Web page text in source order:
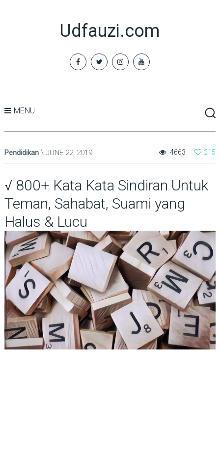
Udfauzi.com
MENU
Pendidikan JUNE 22, 2019 215
4663
√ 800+ Kata Kata Sindiran Untuk
Teman, Sahabat, Suami yang
Halus & Lucu